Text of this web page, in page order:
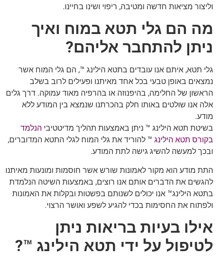
וליצור מציאות חדשה ומטיבה, ריפוי ושינו בחיינו.
מה הם גלי תטא במוח ואיך
ניתן להתחבר אליהם?
גלי תטא, איתם אנו עובדים בתטא הילינג ™, הם גלי המוח אשר
נמצאים באופן טבעי בכל אחד מאיתנו ופעילים לרוב בשלב
הראשון של החלימה, בהיפנוזה או בהרפיה מאוד עמוקה. דרך גלים
אלה אנו שולטים באותו חלק בהכרתנו שנמצא בין המודע ללא
מודע.
בשיטת תטא הילינג ™ ניתן באמצעות תהליך מדיטטיבי הנלמד
בקורס תטא הילינג ™ להוריד את גלי המוח לגלי התטא המדוברים,
ובכך למעשה להשיג גישה לתת המודע.
התת מודע הוא מקור לאמונות שורש אשר חוסמות ומונעות מאיתנו
להגשים את הדברים אותם אנו רוצים, באמצעות השיטה הנלמדת
בתטא הילינג™ אנו יכולים לשנותם בפשטות ובקלות את האמונות
ולפתוח את החסימות בכדי להגיע לשפע ואושר הרצוי.
אילו בעיות בריאות ניתן
לטיפול על ידי תטא הילינג ™
?